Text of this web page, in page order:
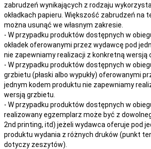
zabrudzeń wynikających z rodzaju
okładkach papieru. Większość zabrudzeń na
można usunąć we własnym zakresie.
- W przypadku produktów dostępnych w
okładek oferowanymi przez wydawcę pod
nie zapewniamy realizacji z konkretną wersją
- W przypadku produktów dostępnych w
grzbietu (płaski albo wypukły) oferowanymi
jednym kodem produktu nie zapewniamy
wersją grzbietu.
- W przypadku produktów dostępnych w
realizowany egzemplarz może być z
2nd printing, itd) jeżeli wydawca oferuje pod
produktu wydania z różnych druków (punkt
dotyczy zeszytów).